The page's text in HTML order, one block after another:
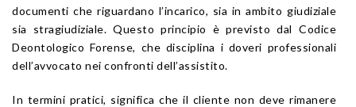
documenti che riguardano l’incarico, sia in ambito giudiziale
sia stragiudiziale. Questo principio è previsto dal Codice
Deontologico Forense, che disciplina i doveri professionali
dell’avvocato nei confronti dell’assistito.
In termini pratici, significa che il cliente non deve rimanere